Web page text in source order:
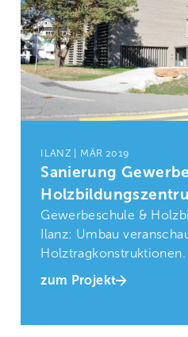
ILANZ | MÄR 2019
Sanierung
Gewerbeschule &
Ilanz: Umbau
AG übernahm statische
Bauleitung.
zum Projekt